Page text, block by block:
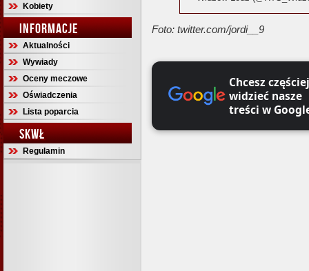
Kobiety
INFORMACJE
Aktualności
Wywiady
Oceny meczowe
Oświadczenia
Lista poparcia
SKWŁ
Regulamin
Foto: twitter.com/jordi__9
Chcesz częściej
widzieć nasze
treści w